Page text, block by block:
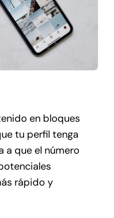
en bloques
tu perfil tenga
a que el número
rápido y